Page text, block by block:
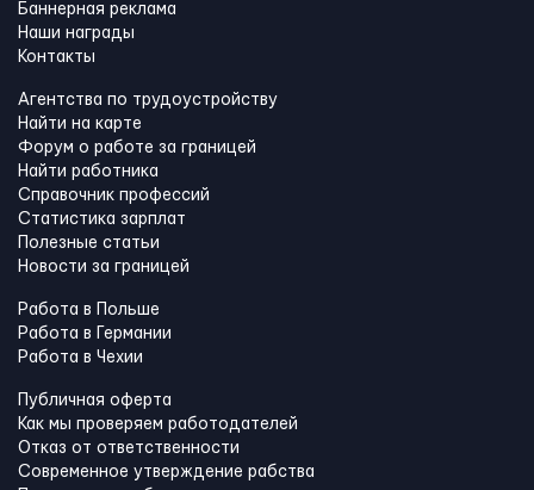
Баннерная реклама
Наши награды
Контакты
Агентства по трудоустройству
Найти на карте
Форум о работе за границей
Найти работника
Справочник профессий
Статистика зарплат
Полезные статьи
Новости за границей
Работа в Польше
Работа в Германии
Работа в Чехии
Публичная оферта
Как мы проверяем работодателей
Отказ от ответственности
Современное утверждение рабства